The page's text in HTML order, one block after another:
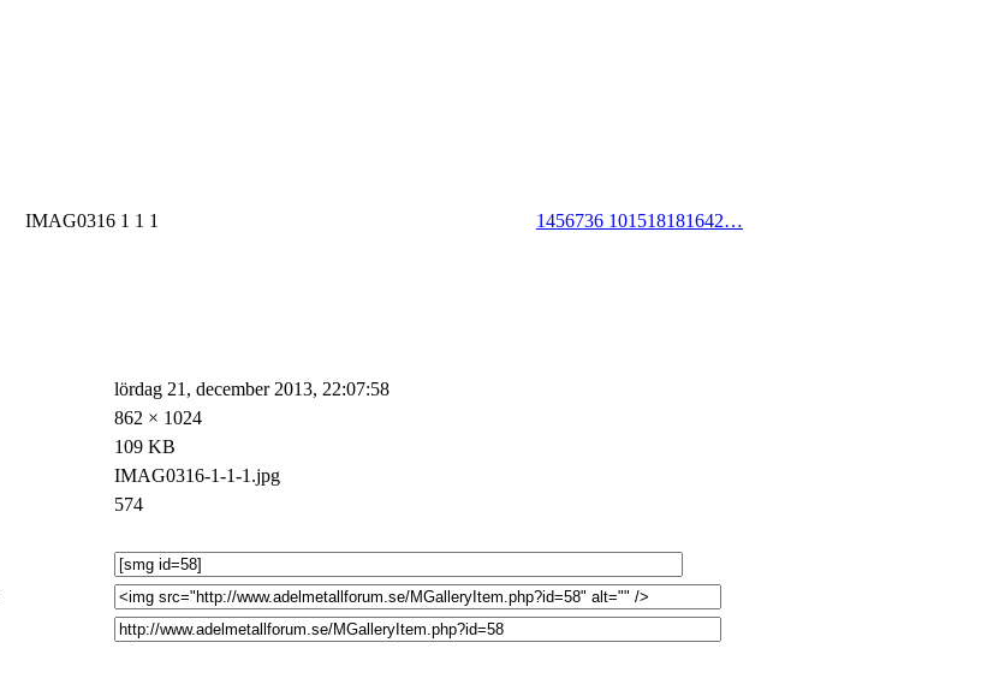
IMAG0316 1 1 1
1456736 10151818­1642…
lördag 21, december 2013, 22:07:58
862 × 1024
109 KB
IMAG0316-1-1-1.jpg
574